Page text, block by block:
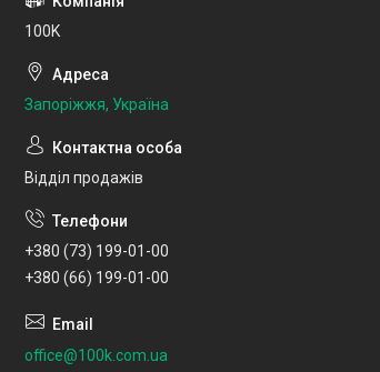
100K
Запоріжжя, Україна
Відділ продажів
+380 (73) 199-01-00
+380 (66) 199-01-00
office@100k.com.ua